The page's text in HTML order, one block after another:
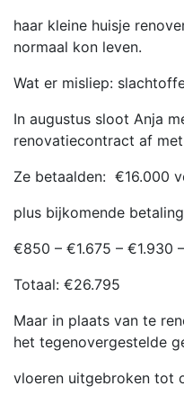
haar kleine huisje
normaal kon leven.
Wat er misliep:
In augustus sloot Anja
renovatiecontract af met
Ze betaalden: €16.000
plus bijkomende
€850 – €1.675 – €1.930
Totaal: €26.795
Maar in plaats van te
het tegenovergestelde
vloeren uitgebroken tot